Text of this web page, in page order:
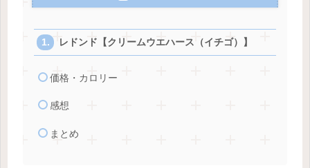
レドンド【クリームウエハース（イチゴ）】
価格・カロリー
感想
まとめ